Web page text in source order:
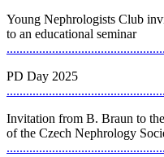
Young Nephrologists Club
to an educational seminar
PD Day 2025
Invitation from B. Braun to
of the Czech Nephrology